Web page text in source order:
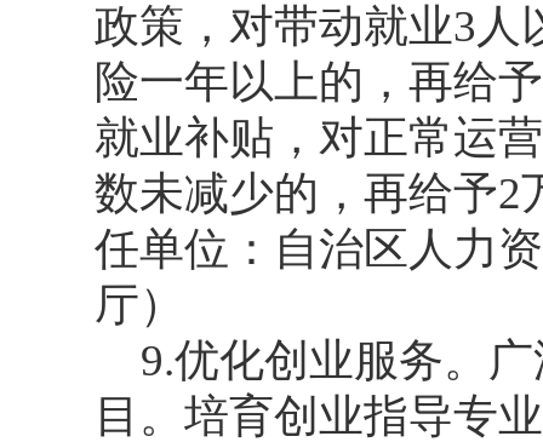
政策，对带动就业3人
险一年以上的，再给
就业补贴，对正常运
数未减少的，再给予2
任单位：自治区人力
厅）
9.优化创业服务。
目。培育创业指导专